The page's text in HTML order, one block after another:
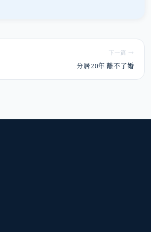
下一篇 →
分居20年 離不了婚